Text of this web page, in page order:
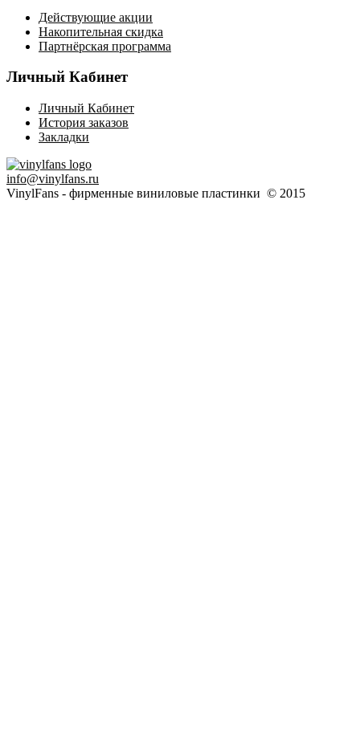
Действующие акции
Накопительная скидка
Партнёрская программа
Личный Кабинет
Личный Кабинет
История заказов
Закладки
info@vinylfans.ru
VinylFans - фирменные виниловые пластинки © 2015